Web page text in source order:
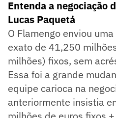
Entenda a negociação
Lucas Paquetá
O Flamengo enviou
exato de 41,250
milhões) fixos, sem
Essa foi a grande
equipe carioca na
anteriormente insistia